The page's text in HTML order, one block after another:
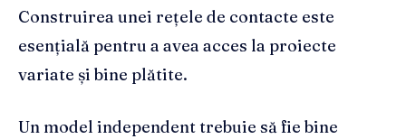
Construirea unei rețele de contacte este
esențială pentru a avea acces la proiecte
variate și bine plătite.
Un model independent trebuie să fie bine